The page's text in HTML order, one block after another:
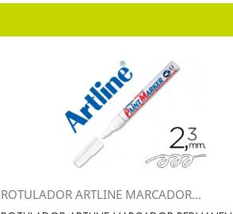
 Vista rápida
ROTULADOR ARTLINE MARCADOR...